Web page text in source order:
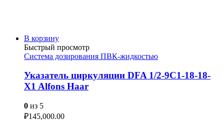
В корзину
Быстрый просмотр
Система дозирования ПВК-жидкостью
Указатель циркуляции DFA 1/2-9C1-18-18-
X1 Alfons Haar
0 из 5
₽145,000.00